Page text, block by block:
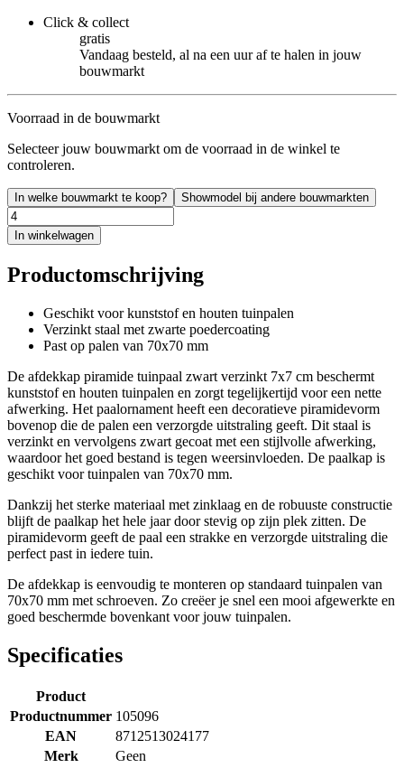
Click & collect
gratis
Vandaag besteld, al na een uur af te halen in jouw
bouwmarkt
Voorraad in de bouwmarkt
Selecteer jouw bouwmarkt om de voorraad in de winkel te
controleren.
In welke bouwmarkt te koop? Showmodel bij andere bouwmarkten
In winkelwagen
Productomschrijving
Geschikt voor kunststof en houten tuinpalen
Verzinkt staal met zwarte poedercoating
Past op palen van 70x70 mm
De afdekkap piramide tuinpaal zwart verzinkt 7x7 cm beschermt
kunststof en houten tuinpalen en zorgt tegelijkertijd voor een nette
afwerking. Het paalornament heeft een decoratieve piramidevorm
bovenop die de palen een verzorgde uitstraling geeft. Dit staal is
verzinkt en vervolgens zwart gecoat met een stijlvolle afwerking,
waardoor het goed bestand is tegen weersinvloeden. De paalkap is
geschikt voor tuinpalen van 70x70 mm.
Dankzij het sterke materiaal met zinklaag en de robuuste constructie
blijft de paalkap het hele jaar door stevig op zijn plek zitten. De
piramidevorm geeft de paal een strakke en verzorgde uitstraling die
perfect past in iedere tuin.
De afdekkap is eenvoudig te monteren op standaard tuinpalen van
70x70 mm met schroeven. Zo creëer je snel een mooi afgewerkte en
goed beschermde bovenkant voor jouw tuinpalen.
Specificaties
Product
Productnummer 105096
EAN
8712513024177
Merk
Geen